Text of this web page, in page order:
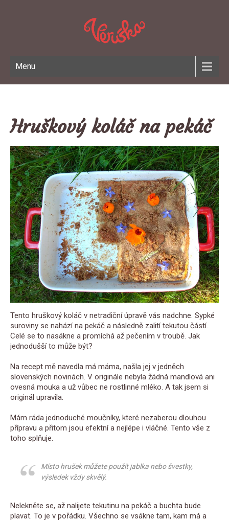
Menu
Hruškový koláč na pekáč
Tento hruškový koláč v netradiční úpravě vás nadchne. Sypké
suroviny se nahází na pekáč a následně zalití tekutou částí.
Celé se to nasákne a promíchá až pečením v troubě. Jak
jednodušší to může být?
Na recept mě navedla má máma, našla jej v jedněch
slovenských novinách. V originále nebyla žádná mandlová ani
ovesná mouka a už vůbec ne rostlinné mléko. A tak jsem si
originál upravila.
Mám ráda jednoduché moučníky, které nezaberou dlouhou
přípravu a přitom jsou efektní a nejlépe i vláčné. Tento vše z
toho splňuje.
Místo hrušek můžete použít jablka nebo švestky,
výsledek vždy skvělý.
Nelekněte se, až nalijete tekutinu na pekáč a buchta bude
plavat. To je v pořádku. Všechno se vsákne tam, kam má a